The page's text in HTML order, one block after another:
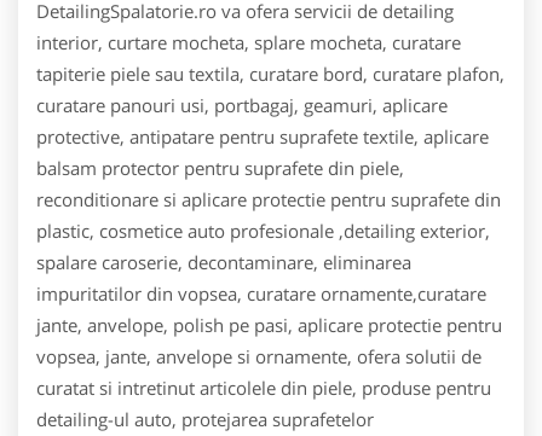
DetailingSpalatorie.ro va ofera servicii de detailing
interior, curtare mocheta, splare mocheta, curatare
tapiterie piele sau textila, curatare bord, curatare plafon,
curatare panouri usi, portbagaj, geamuri, aplicare
protective, antipatare pentru suprafete textile, aplicare
balsam protector pentru suprafete din piele,
reconditionare si aplicare protectie pentru suprafete din
plastic, cosmetice auto profesionale ,detailing exterior,
spalare caroserie, decontaminare, eliminarea
impuritatilor din vopsea, curatare ornamente,curatare
jante, anvelope, polish pe pasi, aplicare protectie pentru
vopsea, jante, anvelope si ornamente, ofera solutii de
curatat si intretinut articolele din piele, produse pentru
detailing-ul auto, protejarea suprafetelor